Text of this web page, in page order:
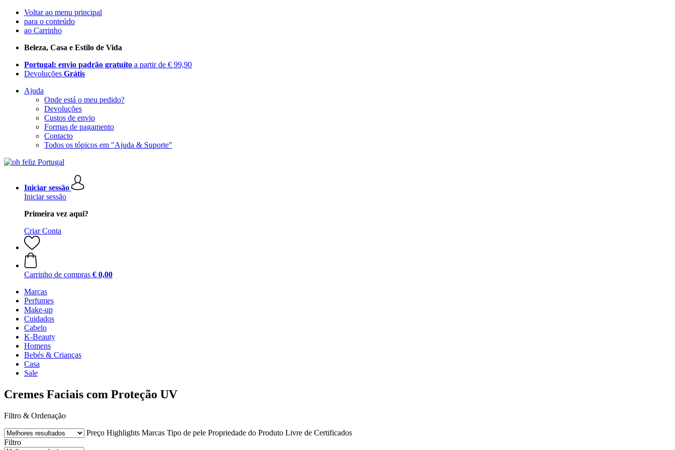
Voltar ao menu principal
para o conteúdo
ao Carrinho
Beleza, Casa e Estilo de Vida
Portugal: envio padrão gratuito a partir de € 99,90
Devoluções Grátis
Ajuda
Onde está o meu pedido?
Devoluções
Custos de envio
Formas de pagamento
Contacto
Todos os tópicos em "Ajuda & Suporte"
Iniciar sessão
Iniciar sessão
Primeira vez aqui?
Criar Conta
Carrinho de compras € 0,00
Marcas
Perfumes
Make-up
Cuidados
Cabelo
K-Beauty
Homens
Bebés & Crianças
Casa
Sale
Cremes Faciais com Proteção UV
Filtro & Ordenação
Preço Highlights Marcas Tipo de pele Propriedade do Produto Livre de Certificados
Filtro